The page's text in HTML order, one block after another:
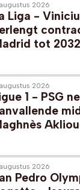
2026
Liga -
tot 2032
2026
1 - PSG
2026
Pedro